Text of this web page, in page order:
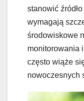
stanowić
wymagają
środowiskowe
monitorowania
często wiąże
nowoczesnych